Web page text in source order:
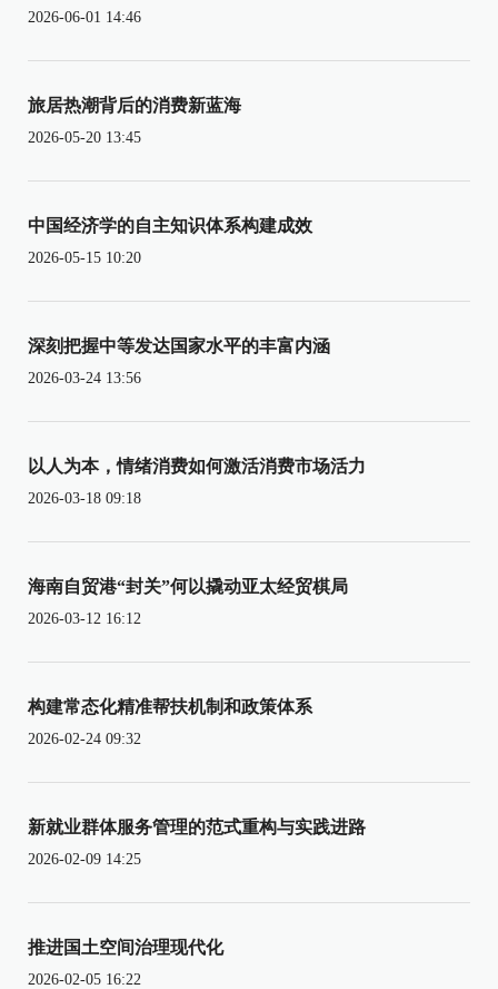
2026-06-01 14:46
旅居热潮背后的消费新蓝海
2026-05-20 13:45
中国经济学的自主知识体系构建成效
2026-05-15 10:20
深刻把握中等发达国家水平的丰富内涵
2026-03-24 13:56
以人为本，情绪消费如何激活消费市场活力
2026-03-18 09:18
海南自贸港“封关”何以撬动亚太经贸棋局
2026-03-12 16:12
构建常态化精准帮扶机制和政策体系
2026-02-24 09:32
新就业群体服务管理的范式重构与实践进路
2026-02-09 14:25
推进国土空间治理现代化
2026-02-05 16:22